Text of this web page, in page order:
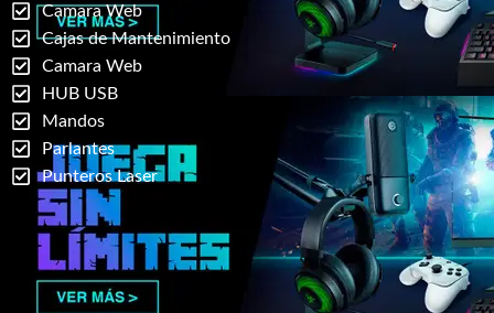
Camara Web
Cajas de Mantenimiento
Camara Web
HUB USB
Mandos
Parlantes
Punteros Laser